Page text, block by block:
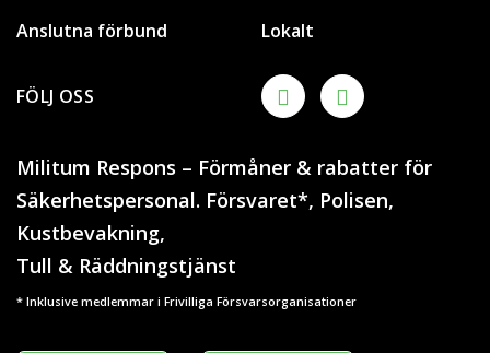
Anslutna förbund
Lokalt
FÖLJ OSS
Militum Respons – Förmåner & rabatter för
Säkerhetspersonal. Försvaret*, Polisen,
Kustbevakning,
Tull & Räddningstjänst
* Inklusive medlemmar i Frivilliga Försvarsorganisationer